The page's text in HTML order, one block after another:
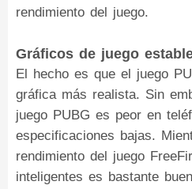
rendimiento del juego.
Gráficos de juego
El hecho es que el juego
gráfica más realista. Sin
juego PUBG es peor en
especificaciones bajas.
rendimiento del juego
inteligentes es bastante